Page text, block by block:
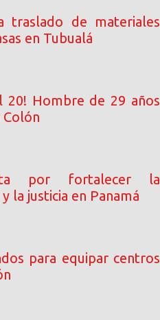
traslado de materiales
en Tubualá
20! Hombre de 29 años
por fortalecer la
la justicia en Panamá
para equipar centros